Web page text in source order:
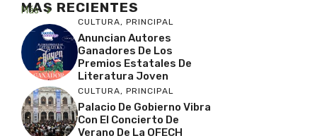
MAS RECIENTES
Más
CULTURA, PRINCIPAL
Anuncian Autores
Ganadores De Los
Premios Estatales De
Literatura Joven
CULTURA, PRINCIPAL
Palacio De Gobierno Vibra
Con El Concierto De
Verano De La OFECH